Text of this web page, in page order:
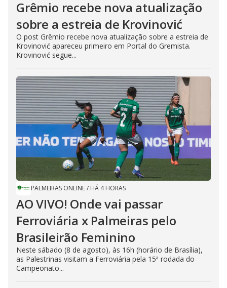
Grêmio recebe nova atualização
sobre a estreia de Krovinović
O post Grêmio recebe nova atualização sobre a estreia de
Krovinović apareceu primeiro em Portal do Gremista.
Krovinović segue...
PALMEIRAS ONLINE/ HÁ 4 HORAS
AO VIVO! Onde vai passar
Ferroviária x Palmeiras pelo
Brasileirão Feminino
Neste sábado (8 de agosto), às 16h (horário de Brasília),
as Palestrinas visitam a Ferroviária pela 15ª rodada do
Campeonato...